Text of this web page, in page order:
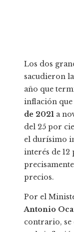
Los dos
sacudieron
año que
inflación que
de 2021 a
del 25 por
el durísimo
interés de
precios.
Por el
Antonio
contrario, se